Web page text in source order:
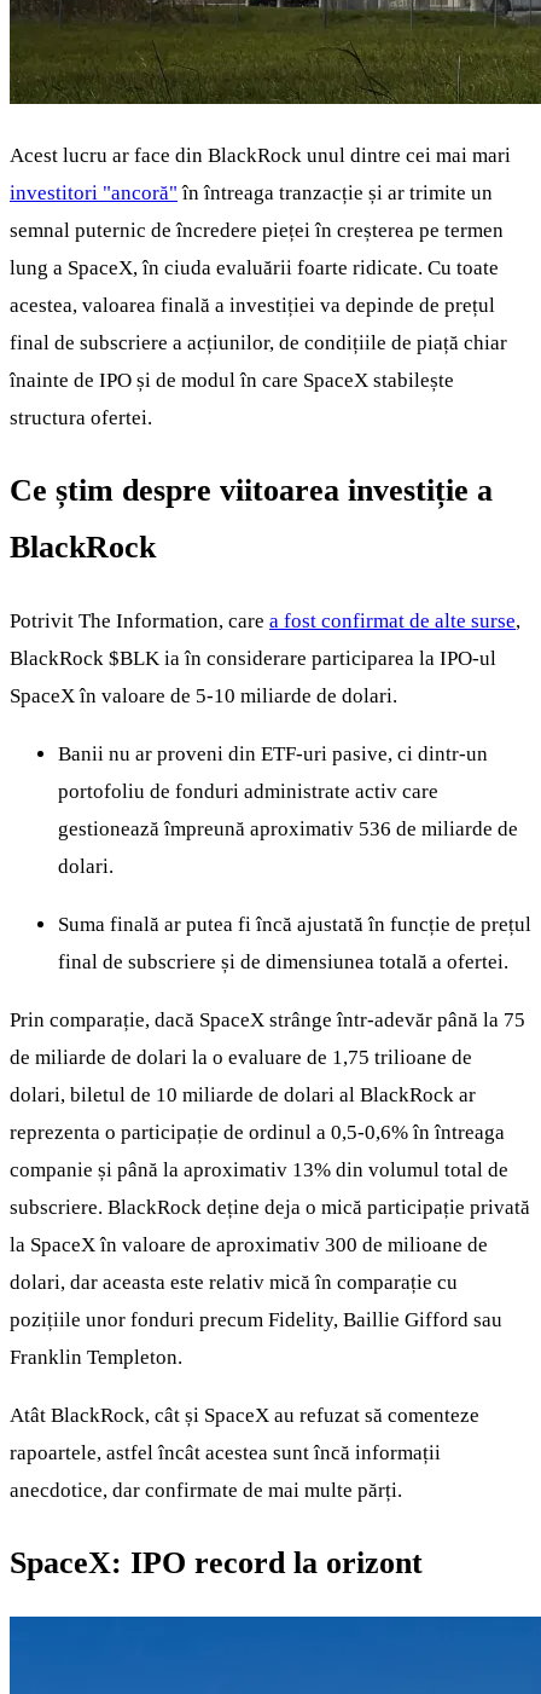
Acest lucru ar face din BlackRock unul dintre cei mai mari
investitori "ancoră" în întreaga tranzacție și ar trimite un
semnal puternic de încredere pieței în creșterea pe termen
lung a SpaceX, în ciuda evaluării foarte ridicate. Cu toate
acestea, valoarea finală a investiției va depinde de prețul
final de subscriere a acțiunilor, de condițiile de piață chiar
înainte de IPO și de modul în care SpaceX stabilește
structura ofertei.
Ce știm despre viitoarea investiție a
BlackRock
Potrivit The Information, care a fost confirmat de alte surse,
BlackRock $BLK ia în considerare participarea la IPO-ul
SpaceX în valoare de 5-10 miliarde de dolari.
Banii nu ar proveni din ETF-uri pasive, ci dintr-un
portofoliu de fonduri administrate activ care
gestionează împreună aproximativ 536 de miliarde de
dolari.
Suma finală ar putea fi încă ajustată în funcție de prețul
final de subscriere și de dimensiunea totală a ofertei.
Prin comparație, dacă SpaceX strânge într-adevăr până la 75
de miliarde de dolari la o evaluare de 1,75 trilioane de
dolari, biletul de 10 miliarde de dolari al BlackRock ar
reprezenta o participație de ordinul a 0,5-0,6% în întreaga
companie și până la aproximativ 13% din volumul total de
subscriere. BlackRock deține deja o mică participație privată
la SpaceX în valoare de aproximativ 300 de milioane de
dolari, dar aceasta este relativ mică în comparație cu
pozițiile unor fonduri precum Fidelity, Baillie Gifford sau
Franklin Templeton.
Atât BlackRock, cât și SpaceX au refuzat să comenteze
rapoartele, astfel încât acestea sunt încă informații
anecdotice, dar confirmate de mai multe părți.
SpaceX: IPO record la orizont